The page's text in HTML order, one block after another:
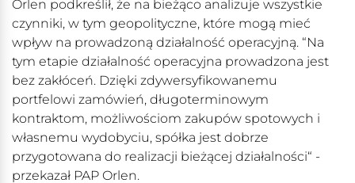
Orlen podkreślił, że na bieżąco analizuje wszystkie
czynniki, w tym geopolityczne, które mogą mieć
wpływ na prowadzoną działalność operacyjną. “Na
tym etapie działalność operacyjna prowadzona jest
bez zakłóceń. Dzięki zdywersyfikowanemu
portfelowi zamówień, długoterminowym
kontraktom, możliwościom zakupów spotowych i
własnemu wydobyciu, spółka jest dobrze
przygotowana do realizacji bieżącej działalności“ -
przekazał PAP Orlen.